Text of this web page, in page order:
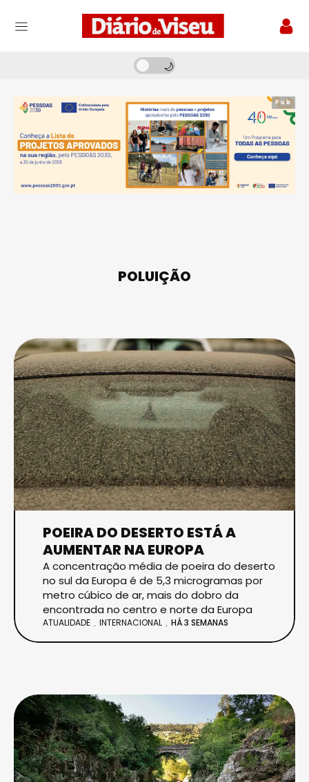
Pub
POLUIÇÃO
POEIRA DO DESERTO ESTÁ A
AUMENTAR NA EUROPA
A concentração média de poeira do deserto
no sul da Europa é de 5,3 microgramas por
metro cúbico de ar, mais do dobro da
encontrada no centro e norte da Europa
ATUALIDADE INTERNACIONAL HÁ 3 SEMANAS